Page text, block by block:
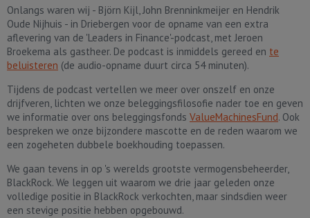
Onlangs waren wij - Björn Kijl, John Brenninkmeijer en Hendrik
Oude Nijhuis - in Driebergen voor de opname van een extra
aflevering van de 'Leaders in Finance'-podcast, met Jeroen
Broekema als gastheer. De podcast is inmiddels gereed en te
beluisteren (de audio-opname duurt circa 54 minuten).
Tijdens de podcast vertellen we meer over onszelf en onze
drijfveren, lichten we onze beleggingsfilosofie nader toe en geven
we informatie over ons beleggingsfonds ValueMachinesFund. Ook
bespreken we onze bijzondere mascotte en de reden waarom we
een zogeheten dubbele boekhouding toepassen.
We gaan tevens in op 's werelds grootste vermogensbeheerder,
BlackRock. We leggen uit waarom we drie jaar geleden onze
volledige positie in BlackRock verkochten, maar sindsdien weer
een stevige positie hebben opgebouwd.